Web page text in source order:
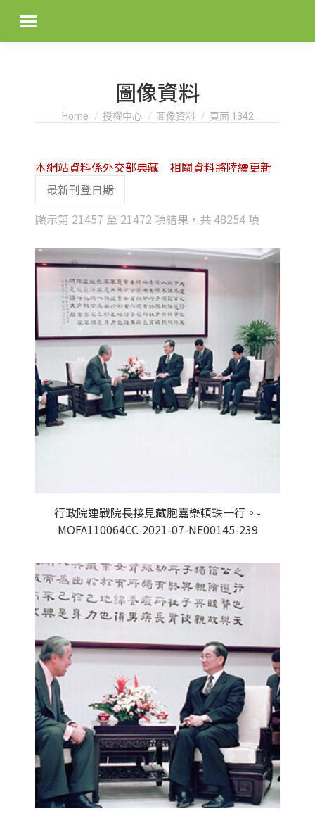
圖像資料
You are here:
Home 授權中心 圖像資料 頁面 1342
顯示第 21457 至 21472 項結果，共 48254 項
latest
本網站資料係外交部典藏 相關資料將陸續更新
行政院連戰院長接見藏胞嘉樂頓珠一行。-
MOFA110064CC-2021-07-NE00145-239